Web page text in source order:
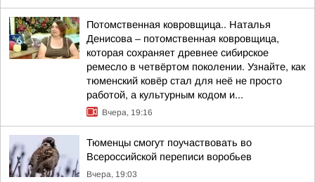
Потомственная ковровщица.. Наталья
Денисова – потомственная ковровщица,
которая сохраняет древнее сибирское
ремесло в четвёртом поколении. Узнайте, как
тюменский ковёр стал для неё не просто
работой, а культурным кодом и...
Вчера, 19:16
Тюменцы смогут поучаствовать во
Всероссийской переписи воробьев
Вчера, 19:03